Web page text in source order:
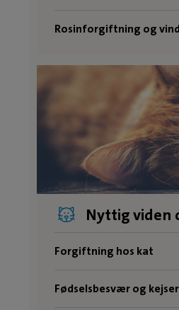
Rosinforgiftning og
Nyttig viden
Forgiftning hos kat
Fødselsbesvær og